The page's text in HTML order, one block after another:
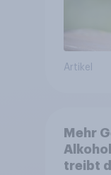
Artikel
Mehr
treibt